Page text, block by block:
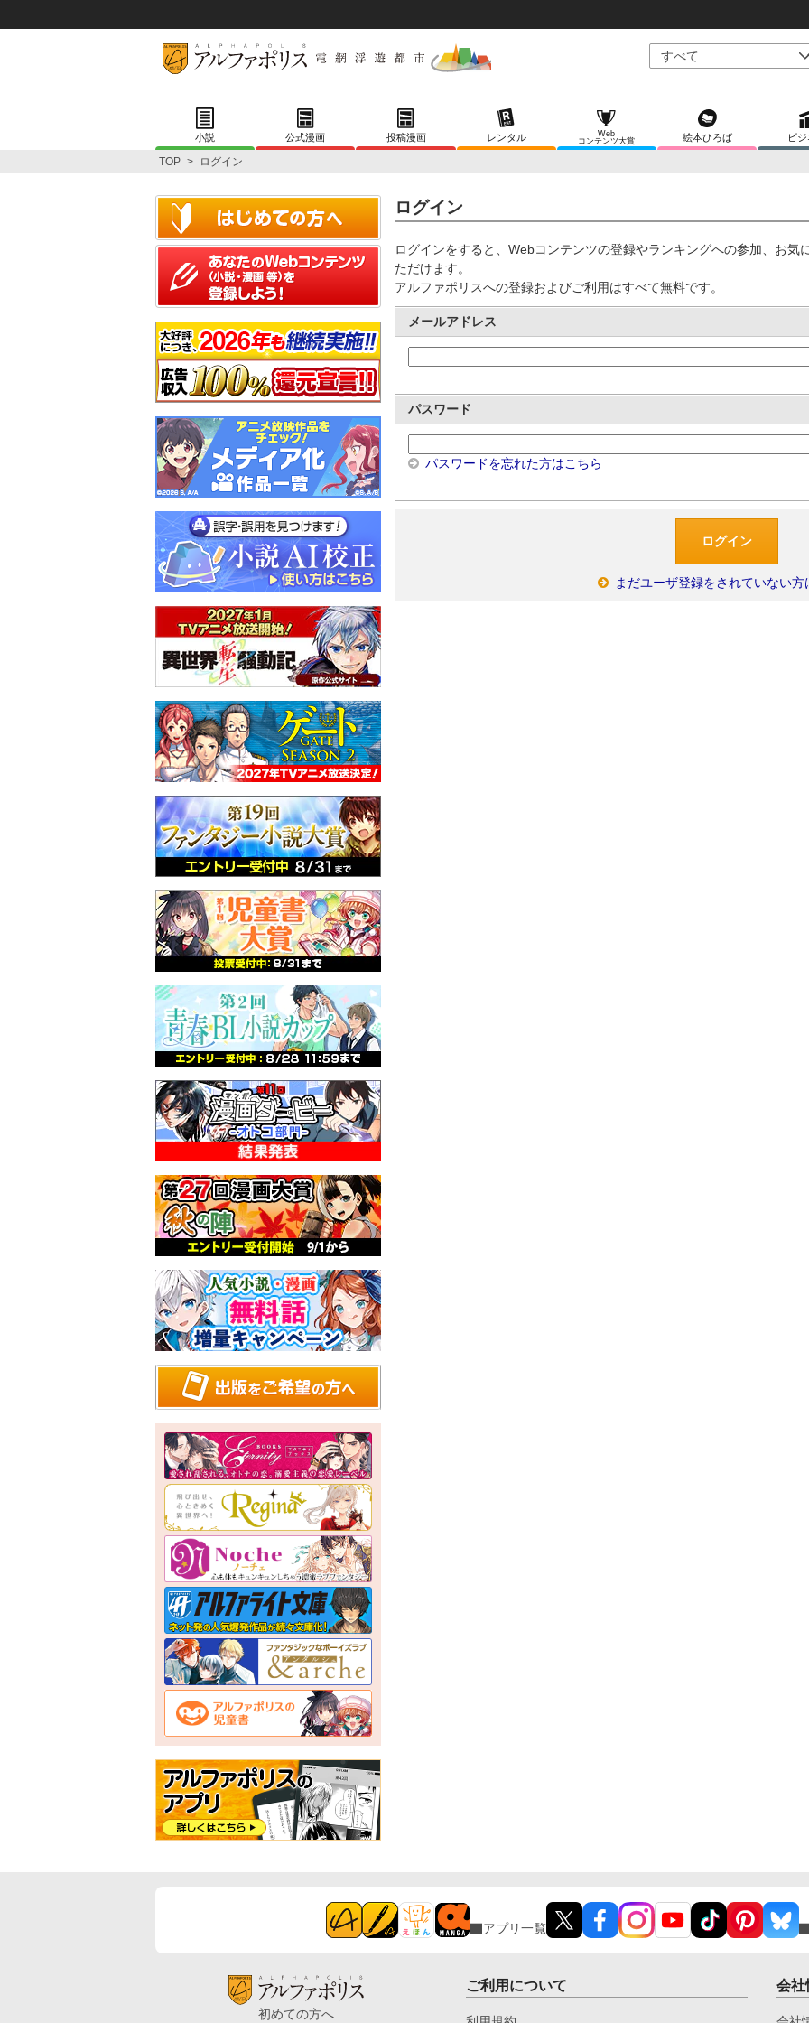
小説 公式漫画 投稿漫画 レンタル
Web
コンテンツ大賞
絵本ひろば ビ
TOP > ログイン
ログイン
ログインをすると、Webコンテンツの登録やランキングへの参加、お気
ただけます。
アルファポリスへの登録およびご利用はすべて無料です。
メールアドレス
パスワード
パスワードを忘れた方はこちら
まだユーザ登録をされていない方
アプリ一覧
初めての方へ
ご利用について 会社